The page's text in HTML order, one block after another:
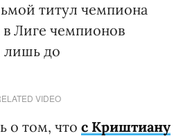
титул чемпиона
Лиге чемпионов
лишь до
VIDEO
о том, что с Криштиану